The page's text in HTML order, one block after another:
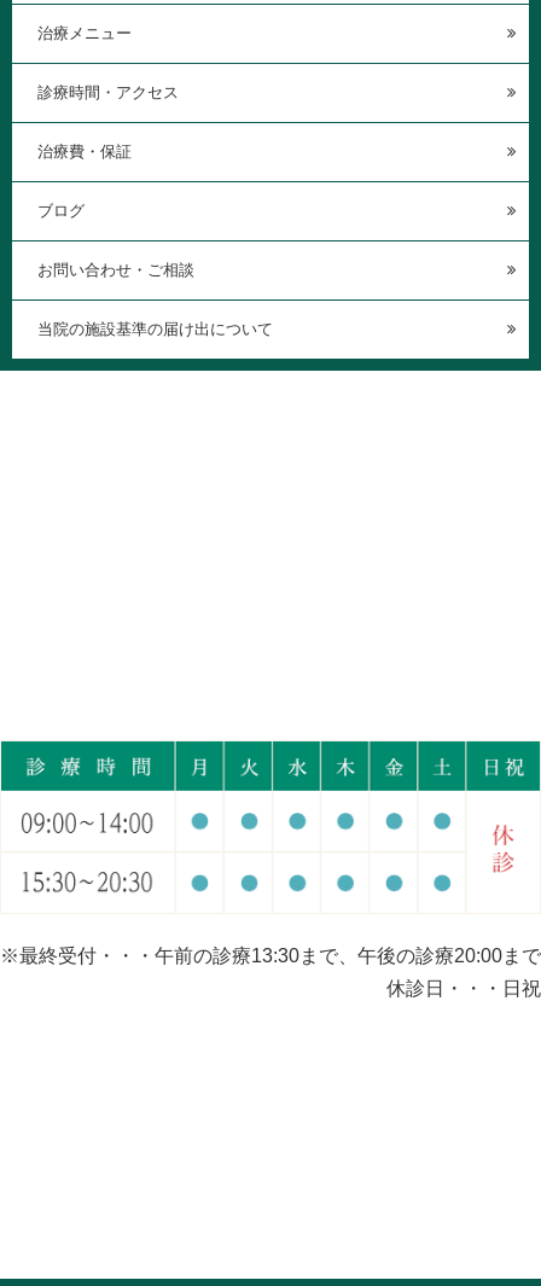
治療メニュー
診療時間・アクセス
治療費・保証
ブログ
お問い合わせ・ご相談
当院の施設基準の届け出について
※最終受付・・・午前の診療13:30まで、午後の診療20:00まで
休診日・・・日祝